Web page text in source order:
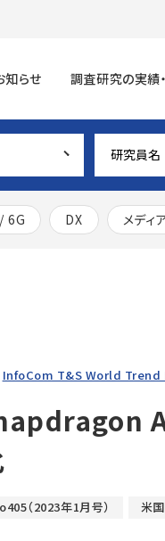
知らせ 調査研究の実績
6G DX メディ
InfoCom T&S World Trend
（2023年1月号） 米国